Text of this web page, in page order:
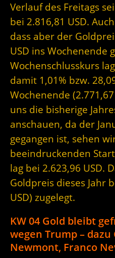
Verlauf des Freitags
bei 2.816,81 USD.
dass aber der
USD ins Wochenende
Wochenschlusskurs
damit 1,01% bzw.
Wochenende
uns die bisherige
anschauen, da der
gegangen ist, sehen
beeindruckenden
lag bei 2.623,96 USD.
Goldpreis dieses Jahr
USD) zugelegt.
KW 04 Gold bleibt
wegen Trump –
Newmont, Franco